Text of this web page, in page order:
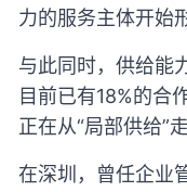
力的服务主体开始
与此同时，供给能
目前已有18%的合
正在从“局部供给”
在深圳，曾任企业